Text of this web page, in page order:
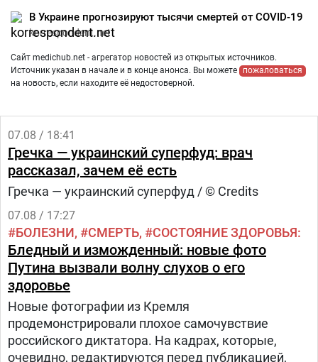
В Украине прогнозируют тысячи смертей от COVID-19
korrespondent.net
Сайт medichub.net - агрегатор новостей из открытых источников.
Источник указан в начале и в конце анонса. Вы можете
пожаловаться
на новость, если находите её недостоверной.
07.08 / 18:41
Гречка — украинский суперфуд: врач
рассказал, зачем её есть
Гречка — украинский суперфуд / © Credits
07.08 / 17:27
БОЛЕЗНИ СМЕРТЬ СОСТОЯНИЕ ЗДОРОВЬЯ
Бледный и изможденный: новые фото
Путина вызвали волну слухов о его
здоровье
Новые фотографии из Кремля
продемонстрировали плохое самочувствие
российского диктатора. На кадрах, которые,
очевидно, редактируются перед публикацией,